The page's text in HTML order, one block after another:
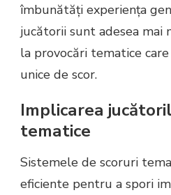
îmbunătăți experiența
jucătorii sunt adesea mai
la provocări tematice
unice de scor.
Implicarea
tematice
Sistemele de scoruri
eficiente pentru a spori